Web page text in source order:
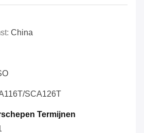
China
SCA126T
Termijnen